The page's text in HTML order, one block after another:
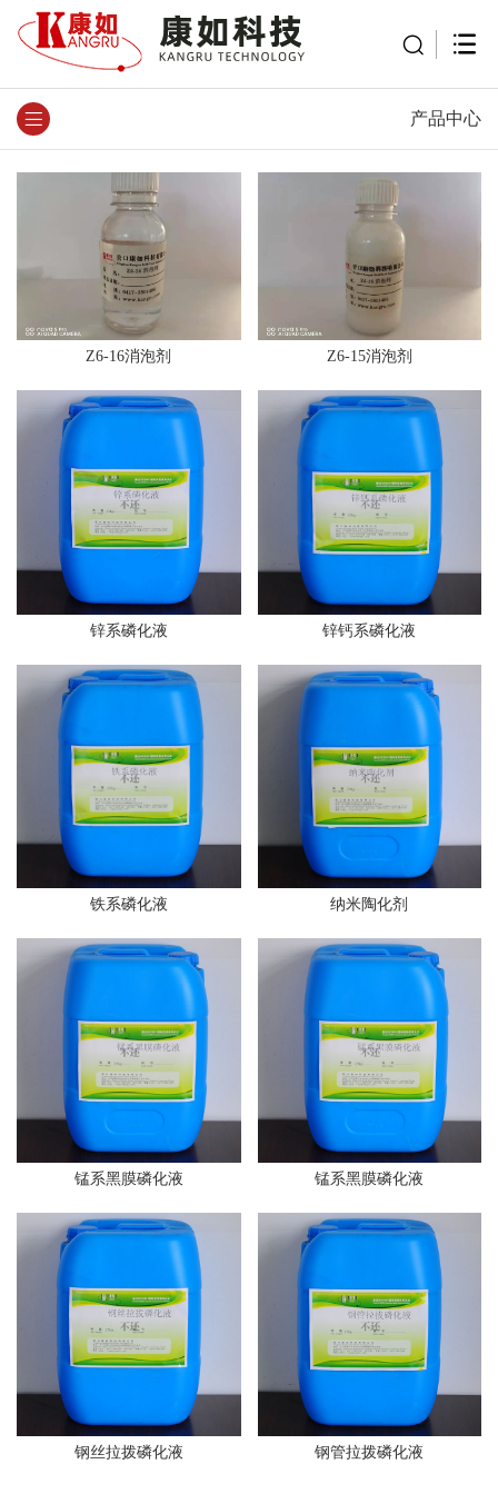
产品中心
Z6-16消泡剂 Z6-15消泡剂
锌系磷化液 锌钙系磷化液
铁系磷化液 纳米陶化剂
锰系黑膜磷化液 锰系黑膜磷化液
钢丝拉拨磷化液 钢管拉拨磷化液